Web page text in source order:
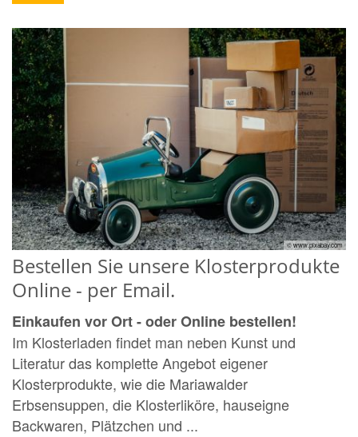
© www.pixabay.com
Bestellen Sie unsere Klosterprodukte
Online - per Email.
Einkaufen vor Ort - oder Online bestellen!
Im Klosterladen findet man neben Kunst und
Literatur das komplette Angebot eigener
Klosterprodukte, wie die Mariawalder
Erbsensuppen, die Klosterliköre, hauseigne
Backwaren, Plätzchen und ...